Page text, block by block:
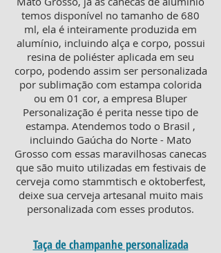
temos disponível no tamanho de 680
ml, ela é inteiramente produzida em
alumínio, incluindo alça e corpo, possui
resina de poliéster aplicada em seu
corpo, podendo assim ser personalizada
por sublimação com estampa colorida
ou em 01 cor, a empresa Bluper
Personalização é perita nesse tipo de
estampa. Atendemos todo o Brasil ,
incluindo Gaúcha do Norte - Mato
Grosso com essas maravilhosas canecas
que são muito utilizadas em festivais de
cerveja como stammtisch e oktoberfest,
deixe sua cerveja artesanal muito mais
personalizada com esses produtos.
Taça de champanhe personalizada